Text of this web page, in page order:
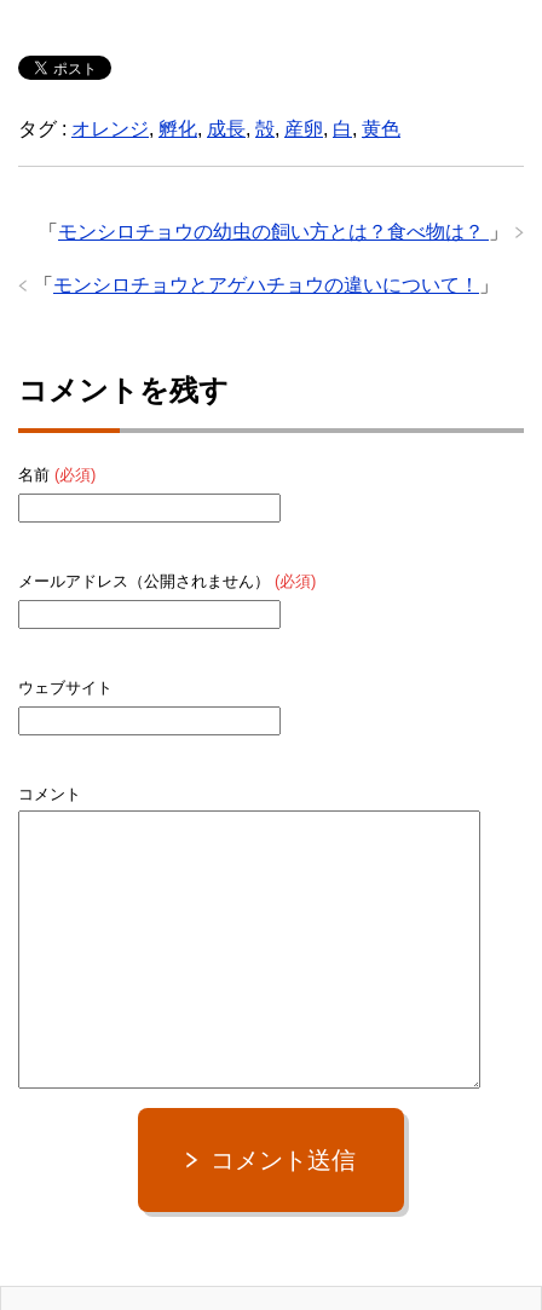
タグ : オレンジ, 孵化, 成長, 殻, 産卵, 白, 黄色
「 モンシロチョウの幼虫の飼い方とは？食べ物は？ 」
「 モンシロチョウとアゲハチョウの違いについて！ 」
コメントを残す
名前 (必須)
メールアドレス（公開されません） (必須)
ウェブサイト
コメント
コメント送信